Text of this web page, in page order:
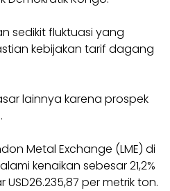
sedikit fluktuasi yang
kebijakan tarif dagang
lainnya karena prospek
Metal Exchange (LME) di
kenaikan sebesar 21,2%
per metrik ton.